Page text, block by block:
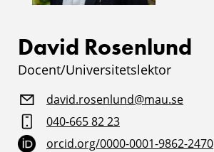
David Rosenlund
Docent/Universitetslektor
david.rosenlund@mau.se
040-665 82 23
orcid.org/0000-0001-9862-2470